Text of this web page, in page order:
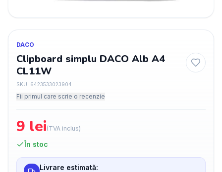
DACO
Clipboard simplu DACO Alb A4
CL11W
SKU: 6423533023904
Fii primul care scrie o recenzie
9 lei(TVA inclus)
În stoc
Livrare estimată: